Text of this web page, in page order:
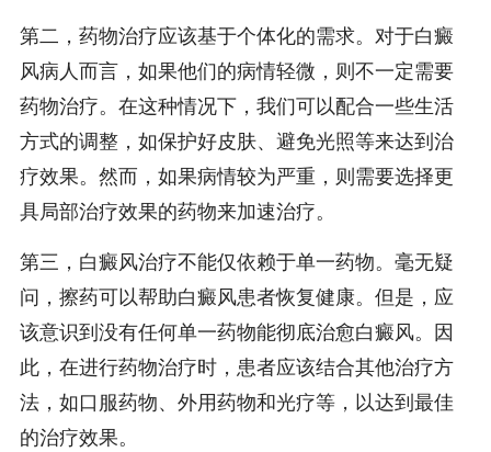
第二，药物治疗应该基于个体化的需求。对于白癜
风病人而言，如果他们的病情轻微，则不一定需要
药物治疗。在这种情况下，我们可以配合一些生活
方式的调整，如保护好皮肤、避免光照等来达到治
疗效果。然而，如果病情较为严重，则需要选择更
具局部治疗效果的药物来加速治疗。
第三，白癜风治疗不能仅依赖于单一药物。毫无疑
问，擦药可以帮助白癜风患者恢复健康。但是，应
该意识到没有任何单一药物能彻底治愈白癜风。因
此，在进行药物治疗时，患者应该结合其他治疗方
法，如口服药物、外用药物和光疗等，以达到最佳
的治疗效果。